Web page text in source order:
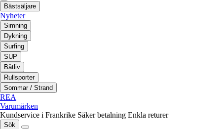
Bästsäljare
Nyheter
Simning
Dykning
Surfing
SUP
Båtliv
Rullsporter
Sommar / Strand
REA
Varumärken
Kundservice i Frankrike Säker betalning Enkla returer
Sök